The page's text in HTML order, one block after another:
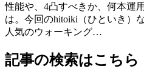
性能や、4凸すべきか、何本運
は。今回のhitoiki（ひといき）
人気のウォーキング…
記事の検索はこちら